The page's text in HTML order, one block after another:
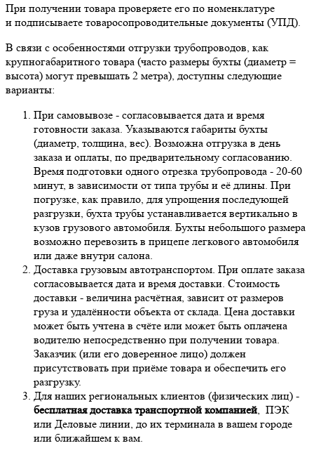
При получении товара проверяете его по номенклатуре
и подписываете товаросопроводительные документы (УПД).
В связи с особенностями отгрузки трубопроводов, как
крупногабаритного товара (часто размеры бухты (диаметр =
высота) могут превышать 2 метра), доступны следующие
варианты:
При самовывозе - согласовывается дата и время
готовности заказа. Указываются габариты бухты
(диаметр, толщина, вес). Возможна отгрузка в день
заказа и оплаты, по предварительному согласованию.
Время подготовки одного отрезка трубопровода - 20-60
минут, в зависимости от типа трубы и её длины. При
погрузке, как правило, для упрощения последующей
разгрузки, бухта трубы устанавливается вертикально в
кузов грузового автомобиля. Бухты небольшого размера
возможно перевозить в прицепе легкового автомобиля
или даже внутри салона.
Доставка грузовым автотранспортом. При оплате заказа
согласовывается дата и время доставки. Стоимость
доставки - величина расчётная, зависит от размеров
груза и удалённости объекта от склада. Цена доставки
может быть учтена в счёте или может быть оплачена
водителю непосредственно при получении товара.
Заказчик (или его доверенное лицо) должен
присутствовать при приёме товара и обеспечить его
разгрузку.
Для наших региональных клиентов (физических лиц) -
бесплатная доставка транспортной компанией , ПЭК
или Деловые линии, до их терминала в вашем городе
или ближайшем к вам.